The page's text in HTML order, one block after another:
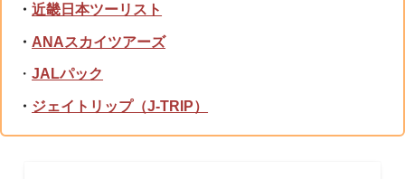
・近畿日本ツーリスト
・ ANAスカイツアーズ
・JALパック
・ ジェイトリップ（J-TRIP）